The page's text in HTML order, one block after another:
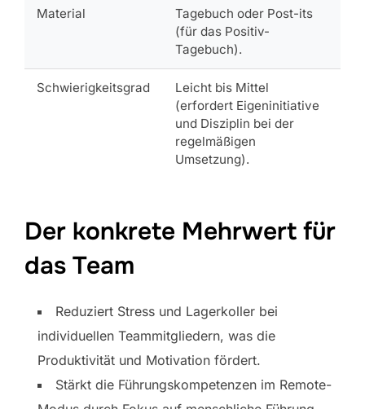
Material
Tagebuch oder Post-its
(für das Positiv-
Tagebuch).
Schwierigkeitsgrad
Leicht bis Mittel
(erfordert Eigeninitiative
und Disziplin bei der
regelmäßigen
Umsetzung).
Der konkrete Mehrwert für
das Team
Reduziert Stress und Lagerkoller bei
individuellen Teammitgliedern, was die
Produktivität und Motivation fördert.
Stärkt die Führungskompetenzen im Remote-